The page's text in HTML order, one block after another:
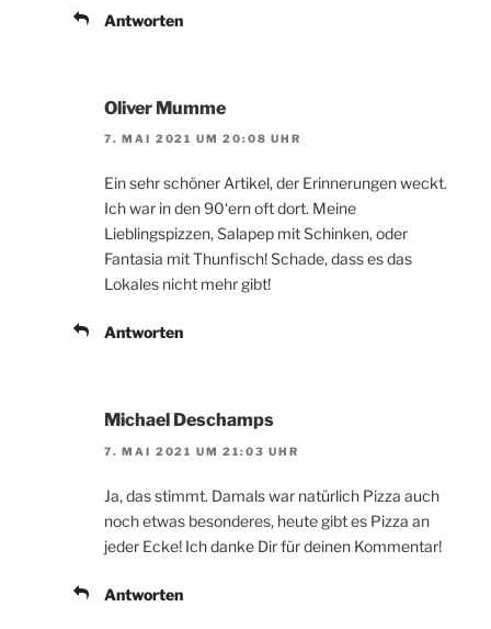
Antworten
Oliver Mumme
7. MAI 2021 UM 20:08 UHR
Ein sehr schöner Artikel, der Erinnerungen weckt.
Ich war in den 90‘ern oft dort. Meine
Lieblingspizzen, Salapep mit Schinken, oder
Fantasia mit Thunfisch! Schade, dass es das
Lokales nicht mehr gibt!
Antworten
Michael Deschamps
7. MAI 2021 UM 21:03 UHR
Ja, das stimmt. Damals war natürlich Pizza auch
noch etwas besonderes, heute gibt es Pizza an
jeder Ecke! Ich danke Dir für deinen Kommentar!
Antworten